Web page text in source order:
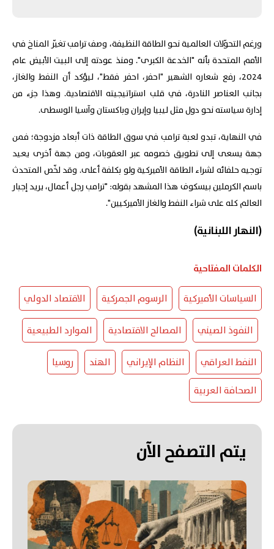
ورغم التحوّلات العالمية نحو الطاقة النظيفة، وصف ترامب تغيّر المناخ في
الأمم المتحدة بأنه "الخدعة الكبرى". ومنذ عودته إلى البيت الأبيض عام
2024، رفع شعاره الشهير "احفر، احفر فقط"، ليؤكد أن النفط والغاز،
بجانب العناصر النادرة، في قلب استراتيجيته الاقتصادية. وهذا جزء من
إدارة سياسته نحو دول مثل ليبيا وإيران وباكستان وآسيا الوسطى.
في النهاية، تبدو لعبة ترامب في سوق الطاقة ذات أبعاد مزدوجة؛ فمن
جهة يسعى إلى تطويق خصومه عبر العقوبات، ومن جهة أخرى يعيد
توجيه حلفائه لشراء الطاقة الأميركية ولو بكلفة أعلى. وقد لخّص المتحدث
باسم الكرملين بيسكوف هذا المشهد بقوله: "ترامب رجل أعمال، يريد إجبار
العالم كله على شراء النفط والغاز الأميركيين".
(النهار اللبنانية)
الكلمات المفتاحية
السياسات الأميركية الرسوم الجمركية الاقتصاد الدولي
النفوذ الصيني المصالح الاقتصادية الموارد الطبيعية
النفط العراقي النظام الإيراني الهند
روسيا
الصحافة العربية
يتم التصفح الآن